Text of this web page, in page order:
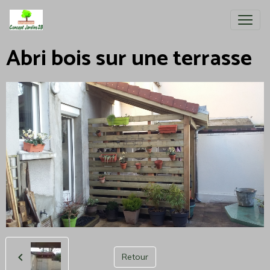
Abri bois sur une terrasse
Retour